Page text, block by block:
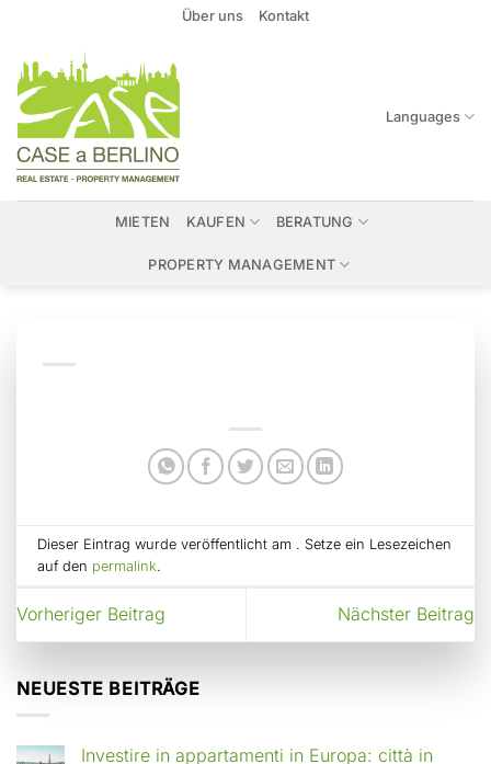
springen
Über uns Kontakt
Languages
MIETEN KAUFEN BERATUNG
PROPERTY MANAGEMENT
Dieser Eintrag wurde veröffentlicht am . Setze ein Lesezeichen
auf den permalink.
Vorheriger Beitrag Nächster Beitrag
NEUESTE BEITRÄGE
Investire in appartamenti in Europa: città in